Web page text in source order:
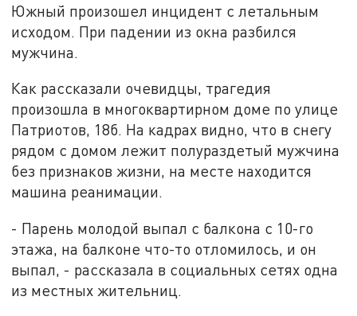
Южный произошел инцидент с летальным
исходом. При падении из окна разбился
мужчина.
Как рассказали очевидцы, трагедия
произошла в многоквартирном доме по улице
Патриотов, 18б. На кадрах видно, что в снегу
рядом с домом лежит полураздетый мужчина
без признаков жизни, на месте находится
машина реанимации.
- Парень молодой выпал с балкона с 10-го
этажа, на балконе что-то отломилось, и он
выпал, - рассказала в социальных сетях одна
из местных жительниц.